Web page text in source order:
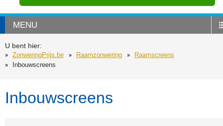
MENU
U bent hier:
ZonweringPrijs.be
Raamzonwering
Raamscreens
Inbouwscreens
Inbouwscreens